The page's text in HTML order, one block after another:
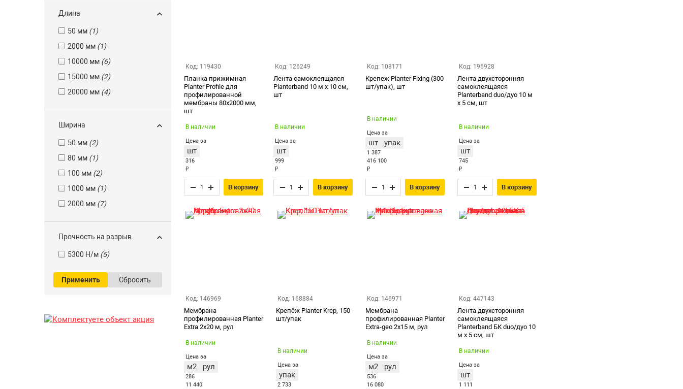
Длина
50 мм (1)
2000 мм (1)
10000 мм (6)
15000 мм (2)
20000 мм (4)
Ширина
50 мм (2)
80 мм (1)
100 мм (2)
1000 мм (1)
2000 мм (7)
Прочность на разрыв
5300 Н/м (5)
Применить Сбросить
Код: 119430
Планка прижимная
Planter Profile для
профилированной
мембраны 80х2000 мм,
шт
В наличии
Цена за
шт
316
₽
В корзину
Код: 126249
Лента самоклеящаяся
Planterband 10 м х 10 см,
шт
В наличии
Цена за
шт
999
₽
В корзину
Код: 108171
Крепеж Planter Fixing (300
шт/упак), шт
В наличии
Цена за
шт упак
1 387
416 100
₽
В корзину
Код: 196928
Лента двухсторонняя
самоклеящаяся
Planterband duo/дуо 10 м
х 5 см, шт
В наличии
Цена за
шт
745
₽
В корзину
Код: 146969
Мембрана
профилированная Planter
Extra 2х20 м, рул
В наличии
Цена за
м2 рул
286
11 440
Код: 168884
Крепёж Planter Krep, 150
шт/упак
В наличии
Цена за
упак
2 733
Код: 146971
Мембрана
профилированная Planter
Extra-geo 2х15 м, рул
В наличии
Цена за
м2 рул
536
16 080
Код: 447143
Лента двухсторонняя
самоклеящаяся
Planterband БК duo/дуо 10
м х 5 см, шт
В наличии
Цена за
шт
1 111